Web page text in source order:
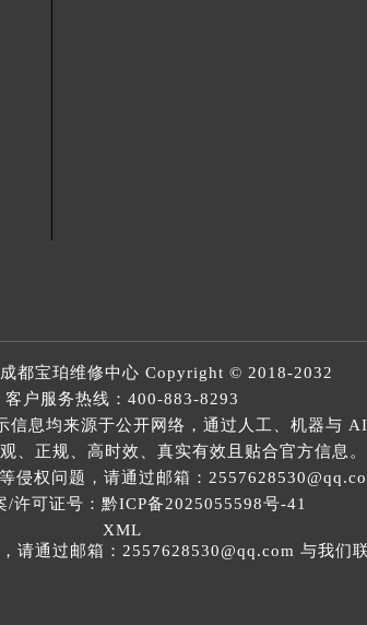
成都宝珀维修中心 Copyright © 2018-2032
客户服务热线： 400-883-8293
息均来源于公开网络，通过人工、机器与
正规、高时效、真实有效且贴合官方信息
权问题，请通过邮箱：
/许可证号：黔ICP备2025055598号-41
XML
通过邮箱：2557628530@qq.com 与我们